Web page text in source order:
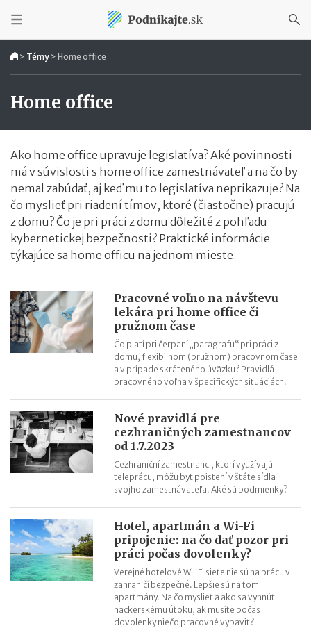
> Témy > Home office
Home office
Ako home office upravuje legislatíva? Aké povinnosti
má v súvislosti s home office zamestnávateľ a na čo by
nemal zabúdať, aj keď mu to legislatíva neprikazuje? Na
čo myslieť pri riadení tímov, ktoré (čiastočne) pracujú
z domu? Čo je pri práci z domu dôležité z pohľadu
kybernetickej bezpečnosti? Praktické informácie
týkajúce sa home officu na jednom mieste.
Pracovné voľno na návštevu
lekára pri home office či
pružnom čase
Čo platí pri čerpaní „paragrafu“ pri práci z
domu, flexibilnom (pružnom) pracovnom čase
a v prípade skráteného úväzku? Pravidlá
pracovného voľna v špecifických situáciách.
Nové pravidlá pre
cezhraničných zamestnancov
od 1.7.2023
Cezhraniční zamestnanci, ktorí využívajú
teleprácu, môžu byť poistení v štáte sídla
svojho zamestnávateľa. Aké sú podmienky?
Hotel, apartmán a Wi-Fi
pripojenie: na čo dať pozor pri
práci počas dovolenky?
Verejné hotelové Wi-Fi siete nie sú na prácu v
zahraničí bezpečné. Lepšie sú na tom
apartmány. Na čo myslieť a ako sa vyhnúť
hackerskému útoku, ak musíte počas
dovolenky niečo pracovné vybaviť?